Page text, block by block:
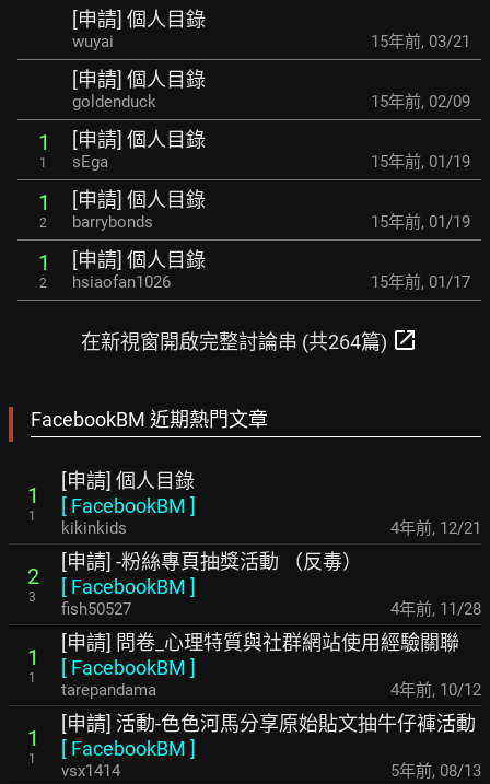
[申請] 個人目錄
wuyai 15年前, 03/21
[申請] 個人目錄
goldenduck 15年前, 02/09
1
1
[申請] 個人目錄
sEga 15年前, 01/19
1
2
[申請] 個人目錄
barrybonds 15年前, 01/19
1
2
[申請] 個人目錄
hsiaofan1026 15年前, 01/17
在新視窗開啟完整討論串 (共264篇) open_in_new
FacebookBM 近期熱門文章
1
1
[申請] 個人目錄
[ FacebookBM ]
kikinkids 4年前, 12/21
2
3
[申請] -粉絲專頁抽獎活動 （反毒）
[ FacebookBM ]
fish50527 4年前, 11/28
1
1
[申請] 問卷_心理特質與社群網站使用經驗關聯
[ FacebookBM ]
tarepandama 4年前, 10/12
1
1
[申請] 活動-色色河馬分享原始貼文抽牛仔褲活動
[ FacebookBM ]
vsx1414 5年前, 08/13